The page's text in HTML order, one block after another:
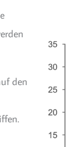
den